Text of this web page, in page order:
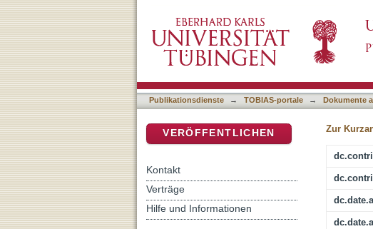
Publikationsdienste → TOBIAS-portale → Dokumente
Zur
VERÖFFENTLICHEN
Kontakt
Verträge
Hilfe und Informationen